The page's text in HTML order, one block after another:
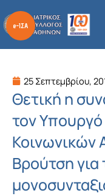
στο
περιεχόμενο
25 Σεπτεμβρίου,
Θετική η
τον Υπουργό
Κοινωνικών
Βρούτση για